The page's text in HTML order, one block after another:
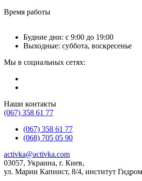
Время работы
Будние дни: с 9:00 до 19:00
Выходные: суббота, воскресенье
Мы в социальных сетях:
Наши контакты
(067) 358 61 77
(067) 358 61 77
(068) 705 05 90
activka@activka.com
03057, Украина, г. Киев,
ул. Марии Капнист, 8/4, институт